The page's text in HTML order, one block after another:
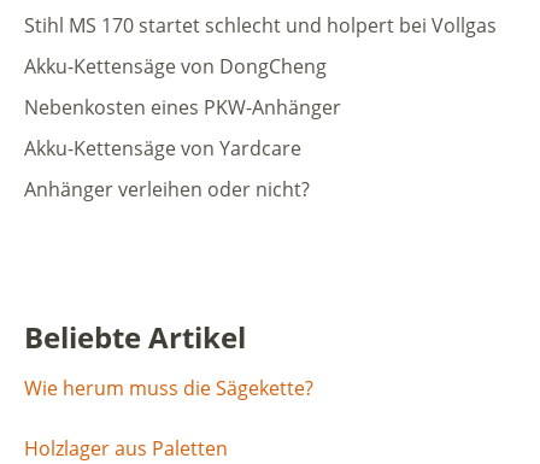
Stihl MS 170 startet schlecht und holpert bei Vollgas
Akku-Kettensäge von DongCheng
Nebenkosten eines PKW-Anhänger
Akku-Kettensäge von Yardcare
Anhänger verleihen oder nicht?
Beliebte Artikel
Wie herum muss die Sägekette?
Holzlager aus Paletten